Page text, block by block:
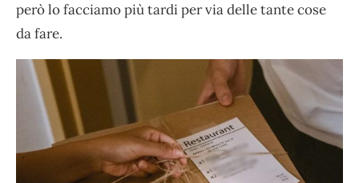
però lo facciamo più tardi per via delle tante cose
da fare.